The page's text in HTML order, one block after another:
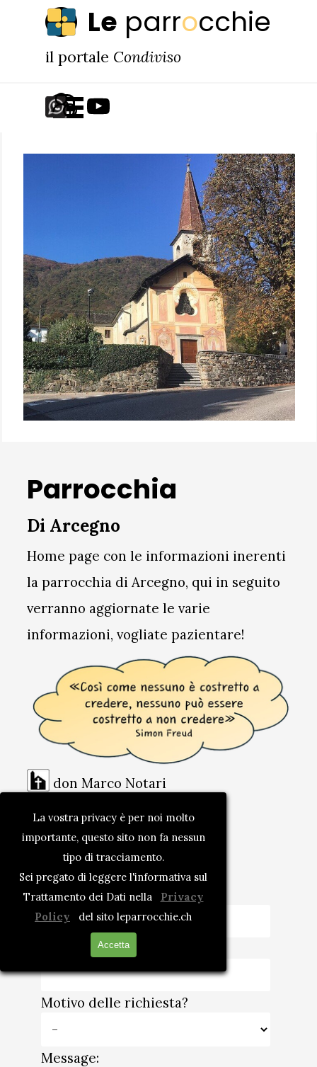
La vostra privacy è per noi molto
importante, questo sito non fa nessun
tipo di tracciamento.
Sei pregato di leggere l'informativa sul
Trattamento dei Dati nella Privacy
Policy
del sito leparrocchie.ch
Accetta
Vai ai contenuti Le parrocchie
il portale Condiviso
Salta menù
Parrocchia
Di Arcegno
Home page con le informazioni inerenti
la parrocchia di Arcegno, qui in seguito
verranno aggiornate le varie
informazioni, vogliate pazientare!
don Marco Notari
0041 91 791 41 15
Nome:
Motivo delle richiesta?
Message: